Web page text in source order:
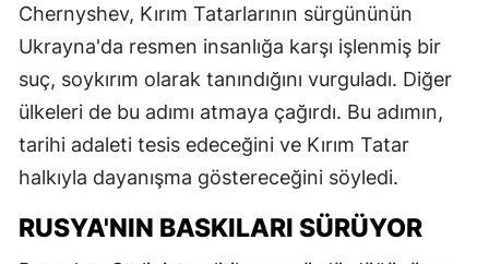
Chernyshev, Kırım Tatarlarının sürgününün
Ukrayna'da resmen insanlığa karşı işlenmiş bir
suç, soykırım olarak tanındığını vurguladı. Diğer
ülkeleri de bu adımı atmaya çağırdı. Bu adımın,
tarihi adaleti tesis edeceğini ve Kırım Tatar
halkıyla dayanışma göstereceğini söyledi.
RUSYA'NIN BASKILARI SÜRÜYOR